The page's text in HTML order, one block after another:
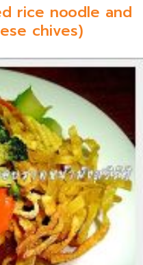
rice noodle and
chives)